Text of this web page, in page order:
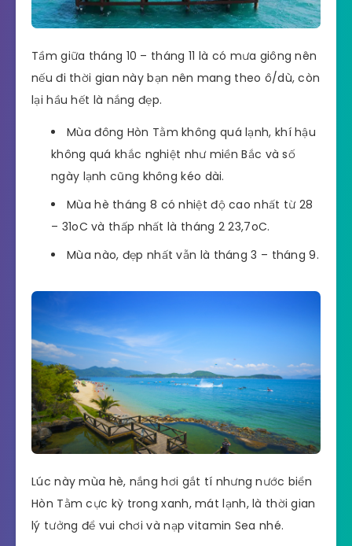
Tầm giữa tháng 10 – tháng 11 là có mưa giông nên
nếu đi thời gian này bạn nên mang theo ô/dù, còn
lại hầu hết là nắng đẹp.
Mùa đông Hòn Tằm không quá lạnh, khí hậu
không quá khắc nghiệt như miền Bắc và số
ngày lạnh cũng không kéo dài.
Mùa hè tháng 8 có nhiệt độ cao nhất từ 28
– 31oC và thấp nhất là tháng 2 23,7oC.
Mùa nào, đẹp nhất vẫn là tháng 3 – tháng 9.
Lúc này mùa hè, nắng hơi gắt tí nhưng nước biển
Hòn Tằm cực kỳ trong xanh, mát lạnh, là thời gian
lý tưởng để vui chơi và nạp vitamin Sea nhé.